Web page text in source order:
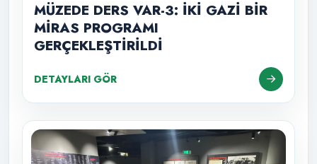
MÜZEDE DERS VAR-3: İKİ GAZİ BİR
MİRAS PROGRAMI
GERÇEKLEŞTİRİLDİ
DETAYLARI GÖR